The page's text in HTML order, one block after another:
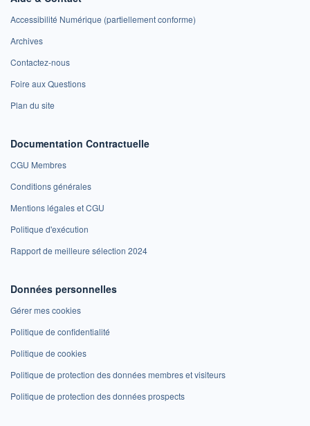
Accessibilité Numérique (partiellement conforme)
Archives
Contactez-nous
Foire aux Questions
Plan du site
Documentation Contractuelle
CGU Membres
Conditions générales
Mentions légales et CGU
Politique d'exécution
Rapport de meilleure sélection 2024
Données personnelles
Gérer mes cookies
Politique de confidentialité
Politique de cookies
Politique de protection des données membres et visiteurs
Politique de protection des données prospects